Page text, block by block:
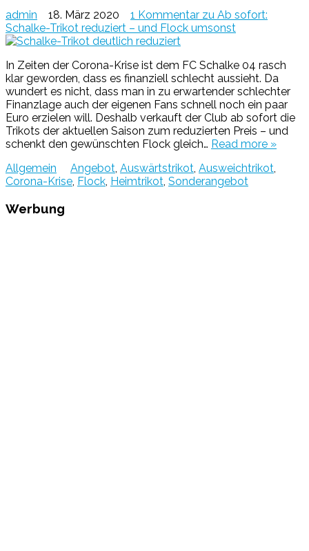
admin 18. März 2020 1 Kommentar zu Ab sofort:
Schalke-Trikot reduziert – und Flock umsonst
In Zeiten der Corona-Krise ist dem FC Schalke 04 rasch
klar geworden, dass es finanziell schlecht aussieht. Da
wundert es nicht, dass man in zu erwartender schlechter
Finanzlage auch der eigenen Fans schnell noch ein paar
Euro erzielen will. Deshalb verkauft der Club ab sofort die
Trikots der aktuellen Saison zum reduzierten Preis – und
schenkt den gewünschten Flock gleich… Read more »
Allgemein
Angebot, Auswärtstrikot, Ausweichtrikot,
Corona-Krise, Flock, Heimtrikot, Sonderangebot
Werbung